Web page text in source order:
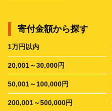
寄付金額から探す
1万円以内
20,001～30,000円
50,001～100,000円
200,001～500,000円